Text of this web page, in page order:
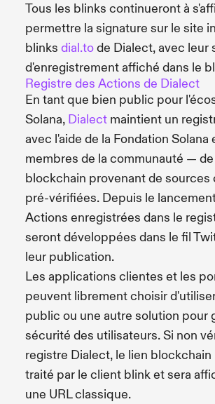
Tous les blinks continueront à
permettre la signature sur le site
blinks dial.tode Dialect, avec leur
d'enregistrement affiché dans le
Registre des Actions de Dialect
En tant que bien public pour
Solana, Dialect maintient un
avec l'aide de la Fondation Solana
membres de la communauté —
blockchain provenant de sources
pré-vérifiées. Depuis le
Actions enregistrées dans le
seront développées dans le fil
leur publication.
Les applications clientes et les
peuvent librement choisir
public ou une autre solution pour
sécurité des utilisateurs. Si non
registre Dialect, le lien blockchain
traité par le client blink et sera
une URL classique.